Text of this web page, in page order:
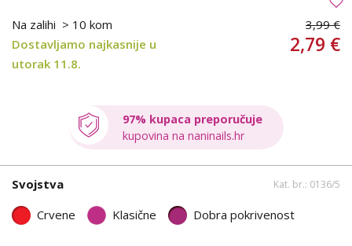
Na zalihi > 10 kom
Dostavljamo najkasnije u
utorak 11.8.
3,99 €
2,79 €
97% kupaca preporučuje
kupovina na naninails.hr
Svojstva Kat. br.: 0136/5
Crvene Klasične Dobra pokrivenost